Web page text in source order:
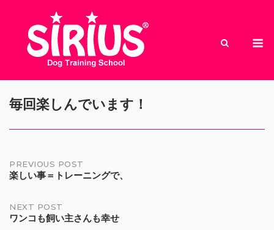
content
毎回楽しんでいます！
Post
PREVIOUS POST
楽しい事＝トレーニングで、
NEXT POST
ワンコも飼い主さんも幸せ